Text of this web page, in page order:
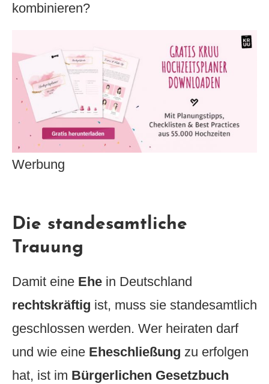
kombinieren?
Werbung
Die standesamtliche
Trauung
Damit eine Ehe in Deutschland
rechtskräftig ist, muss sie standesamtlich
geschlossen werden. Wer heiraten darf
und wie eine Eheschließung zu erfolgen
hat, ist im Bürgerlichen Gesetzbuch